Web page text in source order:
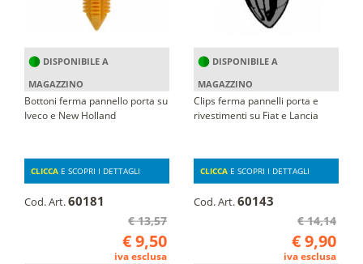
DISPONIBILE A
MAGAZZINO
Bottoni ferma pannello porta su
Iveco e New Holland
CLICCA E SCOPRI I DETTAGLI
Cod. Art.60181
€ 13,57
€ 9,50
iva esclusa
DISPONIBILE A
MAGAZZINO
Clips ferma pannelli porta e
rivestimenti su Fiat e Lancia
CLICCA E SCOPRI I DETTAGLI
Cod. Art.60143
€ 14,14
€ 9,90
iva esclusa